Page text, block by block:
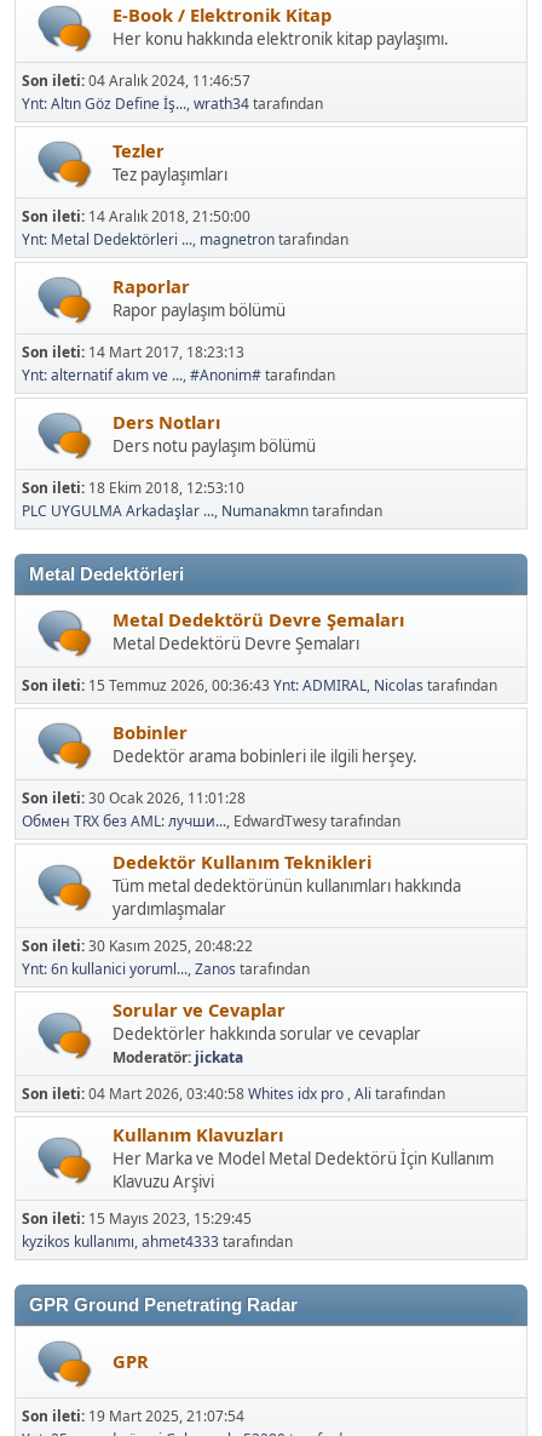
E-Book / Elektronik Kitap
Her konu hakkında elektronik kitap paylaşımı.
Son ileti:04 Aralık 2024, 11:46:57
Ynt: Altın Göz Define İş...,wrath34tarafından
Tezler
Tez paylaşımları
Son ileti: 14 Aralık 2018, 21:50:00
Ynt: Metal Dedektörleri ..., magnetrontarafından
Raporlar
Rapor paylaşım bölümü
Son ileti: 14 Mart 2017, 18:23:13
Ynt: alternatif akım ve ...,#Anonim#tarafından
Ders Notları
Ders notu paylaşım bölümü
Son ileti: 18 Ekim 2018, 12:53:10
PLC UYGULMA Arkadaşlar ..., Numanakmntarafından
Metal Dedektörleri
Metal Dedektörü Devre Şemaları
Metal Dedektörü Devre Şemaları
Son ileti: 15 Temmuz 2026, 00:36:43Ynt: ADMIRAL, Nicolas tarafından
Bobinler
Dedektör arama bobinleri ile ilgili herşey.
Son ileti:30 Ocak 2026, 11:01:28
Обмен TRX без AML: лучши..., EdwardTwesy tarafından
Dedektör Kullanım Teknikleri
Tüm metal dedektörünün kullanımları hakkında
yardımlaşmalar
Son ileti:30 Kasım 2025, 20:48:22
Ynt: 6n kullanici yoruml...,Zanos tarafından
Sorular ve Cevaplar
Dedektörler hakkında sorular ve cevaplar
Moderatör: jickata
Son ileti:04 Mart 2026, 03:40:58Whites idx pro ,Ali tarafından
Kullanım Klavuzları
Her Marka ve Model Metal Dedektörü İçin Kullanım
Klavuzu Arşivi
Son ileti: 15 Mayıs 2023, 15:29:45
kyzikos kullanımı,ahmet4333tarafından
GPR Ground Penetrating Radar
GPR
Son ileti: 19 Mart 2025, 21:07:54